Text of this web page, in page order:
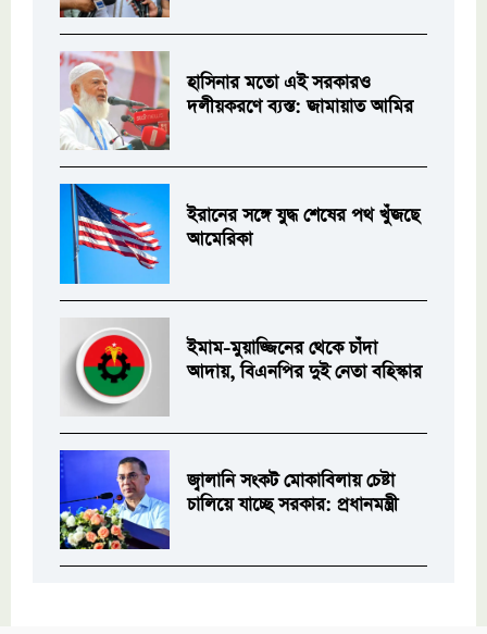
হাসিনার মতো এই সরকারও
দলীয়করণে ব্যস্ত: জামায়াত আমির
ইরানের সঙ্গে যুদ্ধ শেষের পথ খুঁজছে
আমেরিকা
ইমাম-মুয়াজ্জিনের থেকে চাঁদা
আদায়, বিএনপির দুই নেতা বহিস্কার
জ্বালানি সংকট মোকাবিলায় চেষ্টা
চালিয়ে যাচ্ছে সরকার: প্রধানমন্ত্রী